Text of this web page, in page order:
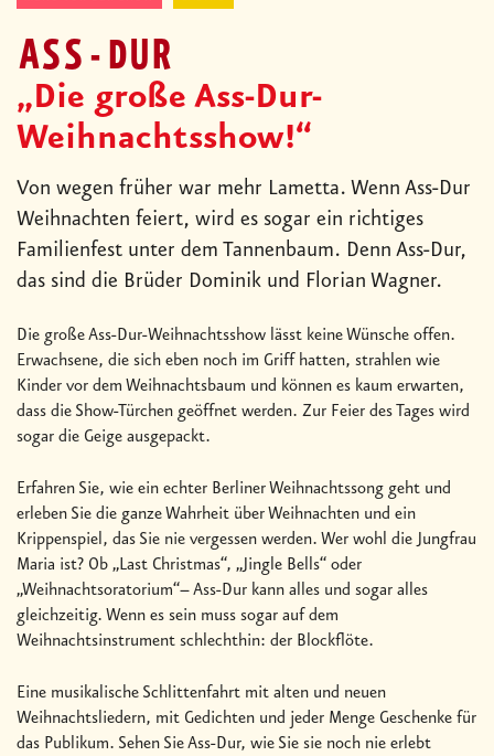
ASS-DUR
„Die große Ass-Dur-
Weihnachtsshow!“
Von wegen früher war mehr Lametta. Wenn Ass-Dur
Weihnachten feiert, wird es sogar ein richtiges
Familienfest unter dem Tannenbaum. Denn Ass-Dur,
das sind die Brüder Dominik und Florian Wagner.
Die große Ass-Dur-Weihnachtsshow lässt keine Wünsche offen.
Erwachsene, die sich eben noch im Griff hatten, strahlen wie
Kinder vor dem Weihnachtsbaum und können es kaum erwarten,
dass die Show-Türchen geöffnet werden. Zur Feier des Tages wird
sogar die Geige ausgepackt.
Erfahren Sie, wie ein echter Berliner Weihnachtssong geht und
erleben Sie die ganze Wahrheit über Weihnachten und ein
Krippenspiel, das Sie nie vergessen werden. Wer wohl die Jungfrau
Maria ist? Ob „Last Christmas“, „Jingle Bells“ oder
„Weihnachtsoratorium“– Ass-Dur kann alles und sogar alles
gleichzeitig. Wenn es sein muss sogar auf dem
Weihnachtsinstrument schlechthin: der Blockflöte.
Eine musikalische Schlittenfahrt mit alten und neuen
Weihnachtsliedern, mit Gedichten und jeder Menge Geschenke für
das Publikum. Sehen Sie Ass-Dur, wie Sie sie noch nie erlebt